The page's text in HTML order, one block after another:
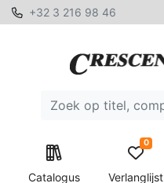
+32 3 216 98 46
Catalogus Verlanglijst
0